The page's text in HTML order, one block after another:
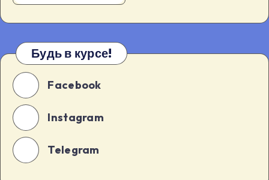
Будь в курсе!
Facebook
Instagram
Telegram